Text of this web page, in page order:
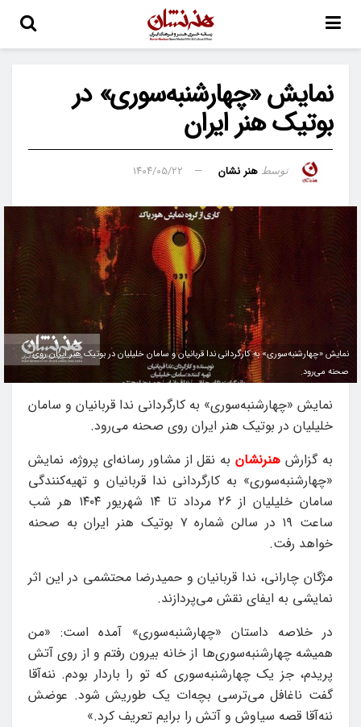
نمایش «چهارشنبه‌سوری» در
بوتیک هنر ایران
توسط هنر نشان ۱۴۰۴/۰۵/۲۲
نمایش «چهارشنبه‌سوری» به کارگردانی ندا قربانیان و سامان خلیلیان در بوتیک هنر ایران روی
صحنه می‌رود.
نمایش «چهارشنبه‌سوری» به کارگردانی ندا قربانیان و سامان
خلیلیان در بوتیک هنر ایران روی صحنه می‌رود.
به گزارش هنرنشانبه نقل از مشاور رسانه‌ای پروژه، نمایش
«چهارشنبه‌سوری» به کارگردانی ندا قربانیان و تهیه‌کنندگی
سامان خلیلیان از ۲۶ مرداد تا ۱۴ شهریور ۱۴۰۴ هر شب
ساعت ۱۹ در سالن شماره ۷ بوتیک هنر ایران به صحنه
خواهد رفت.
مژگان چارانی، ندا قربانیان و حمیدرضا محتشمی در این اثر
نمایشی به ایفای نقش می‌پردازند.
در خلاصه داستان «چهارشنبه‌سوری» آمده است: «من
همیشه چهارشنبه‌سوری‌ها از خانه بیرون رفتم و از روی آتش
پریدم، جز یک چهارشنبه‌سوری که تو را باردار بودم. ننه‌آقا
گفت ناغافل می‌ترسی بچه‌ات یک طوریش شود. عوضش
ننه‌آقا قصه سیاوش و آتش را برایم تعریف کرد.»